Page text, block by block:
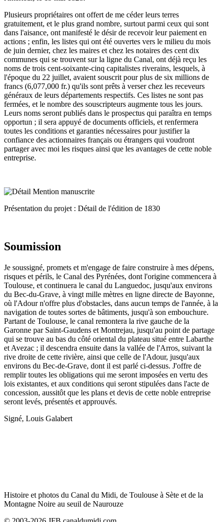
Plusieurs propriétaires ont offert de me céder leurs terres
gratuitement, et le plus grand nombre, surtout parmi ceux qui sont
dans l'aisance, ont manifesté le désir de recevoir leur paiement en
actions ; enfin, les listes qui ont été ouvertes vers le milieu du mois
de juin dernier, chez les maires et chez les notaires des cent dix
communes qui se trouvent sur la ligne du Canal, ont déjà reçu les
noms de trois cent-soixante-cinq capitalistes riverains, lesquels, à
l'époque du 22 juillet, avaient souscrit pour plus de six millions de
francs (6,077,000 fr.) qu'ils sont prêts à verser chez les receveurs
généraux de leurs départements respectifs. Ces listes ne sont pas
fermées, et le nombre des souscripteurs augmente tous les jours.
Leurs noms seront publiés dans le prospectus qui paraîtra en temps
opportun ; il sera appuyé de documents officiels, et renfermera
toutes les conditions et garanties nécessaires pour justifier la
confiance des actionnaires français ou étrangers qui voudront
partager avec moi les risques ainsi que les avantages de cette noble
entreprise.
Présentation du projet : Détail de l'édition de 1830
Soumission
Je soussigné, promets et m'engage de faire construire à mes dépens,
risques et périls, le Canal des Pyrénées, dont l'origine commencera à
Toulouse, et continuera le canal du Languedoc, jusqu'aux environs
du Bec-du-Grave, à vingt mille mètres en ligne directe de Bayonne,
où l'Adour n'offre plus d'obstacles, dans aucun temps de l'année, à la
navigation de toutes sortes de bâtiments, jusqu'à son embouchure.
Partant de Toulouse, le canal remontera la rive gauche de la
Garonne par Saint-Gaudens et Montrejau, jusqu'au point de partage
qui se trouve au bas du côté oriental du plateau situé entre Labarthe
et Avezac ; il descendra ensuite dans la vallée de l'Arros, suivant la
rive droite de cette rivière, ainsi que celle de l'Adour, jusqu'aux
environs du Bec-de-Grave, dont il est parlé ci-dessus. J'offre de
remplir toutes les obligations qui me seront imposées en vertu des
lois existantes, et aux conditions qui seront stipulées dans l'acte de
concession, aussitôt que les plans et devis de cette noble entreprise
seront levés, présentés et approuvés.
Signé, Louis Galabert
Histoire et photos du Canal du Midi, de Toulouse à Sète et de la
Montagne Noire au seuil de Naurouze